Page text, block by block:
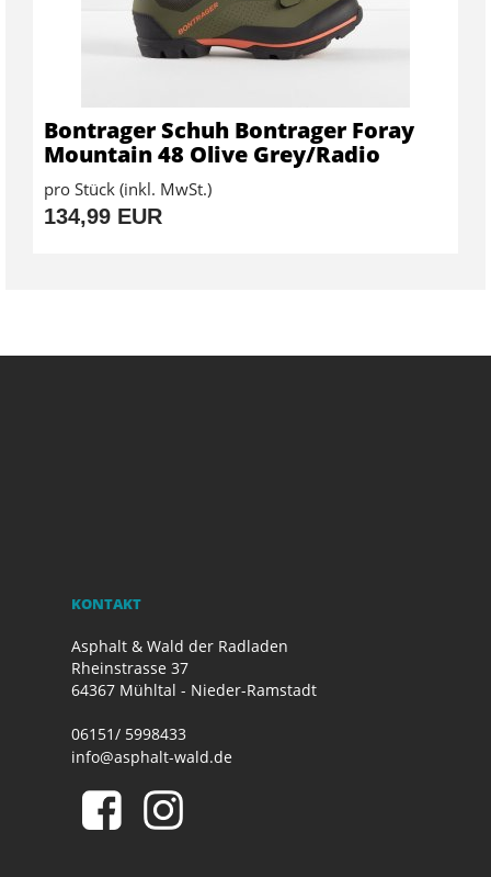
Bontrager Schuh Bontrager Foray
Mountain 48 Olive Grey/Radio
pro Stück (inkl. MwSt.)
134,99 EUR
KONTAKT
Asphalt & Wald der Radladen
Rheinstrasse 37
64367 Mühltal - Nieder-Ramstadt
06151/ 5998433
info@asphalt-wald.de